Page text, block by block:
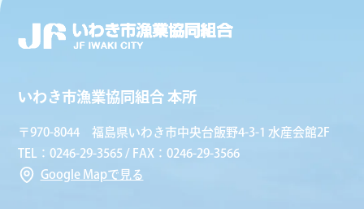
いわき市漁業協同組合 本所
〒970-8044 福島県いわき市中央台飯野4-3-1 水産会館2F
TEL：0246-29-3565 / FAX：0246-29-3566
Google Mapで見る